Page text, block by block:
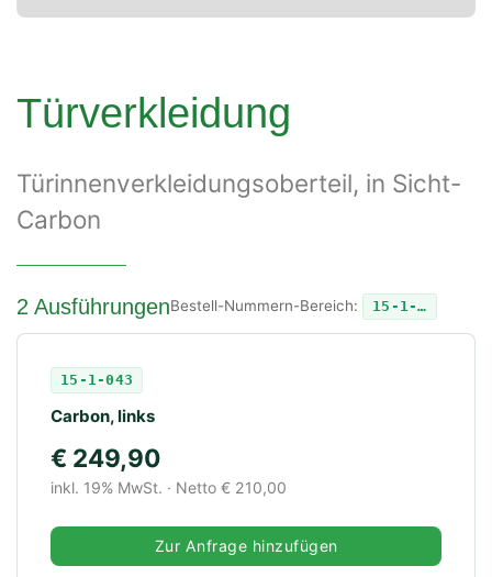
Türverkleidung
Türinnenverkleidungsoberteil, in Sicht-
Carbon
2 AusführungenBestell-Nummern-Bereich: 15-1-…
15-1-043
Carbon, links
€ 249,90
inkl. 19% MwSt. · Netto € 210,00
Zur Anfrage hinzufügen